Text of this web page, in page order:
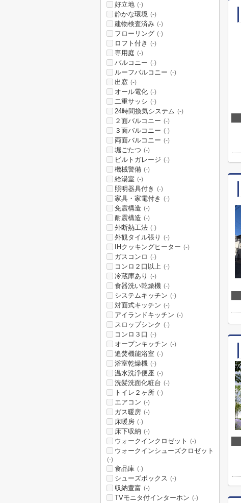
好立地 (-)
静かな環境 (-)
建物検査済み (-)
フローリング (-)
ロフト付き (-)
専用庭 (-)
バルコニー (-)
ルーフバルコニー (-)
出窓 (-)
オール電化 (-)
二重サッシ (-)
24時間換気システム (-)
２面バルコニー (-)
３面バルコニー (-)
両面バルコニー (-)
堀ごたつ (-)
ビルトガレージ (-)
機械警備 (-)
給湯室 (-)
照明器具付き (-)
家具・家電付き (-)
免震構造 (-)
耐震構造 (-)
外断熱工法 (-)
外観タイル張り (-)
IHクッキングヒーター (-)
ガスコンロ (-)
コンロ２口以上 (-)
冷蔵庫あり (-)
食器洗い乾燥機 (-)
システムキッチン (-)
対面式キッチン (-)
アイランドキッチン (-)
スロップシンク (-)
コンロ３口 (-)
オープンキッチン (-)
追焚機能浴室 (-)
浴室乾燥機 (-)
温水洗浄便座 (-)
洗髪洗面化粧台 (-)
トイレ２ヶ所 (-)
エアコン (-)
ガス暖房 (-)
床暖房 (-)
床下収納 (-)
ウォークインクロゼット (-)
ウォークインシューズクロゼット
(-)
食品庫 (-)
シューズボックス (-)
収納豊富 (-)
TVモニタ付インターホン (-)